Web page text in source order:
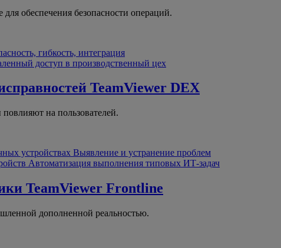
обеспечения безопасности операций.
гибкость, интеграция
доступ в производственный цех
TeamViewer DEX
на пользователей.
устройствах Выявление и устранение проблем
Автоматизация выполнения типовых ИТ-задач
TeamViewer Frontline
дополненной реальностью.